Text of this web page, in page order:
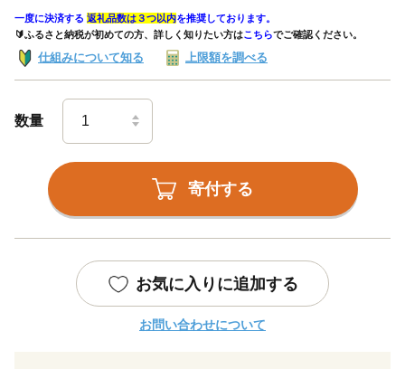
一度に決済する 返礼品数は３つ以内を推奨しております。
🔰ふるさと納税が初めての方、詳しく知りたい方はこちらでご確認ください。
仕組みについて知る 上限額を調べる
数量
寄付する
お気に入りに追加する
お問い合わせについて